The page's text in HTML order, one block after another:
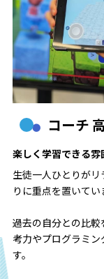
コーチ
楽しく学習できる雰
生徒一人ひとりが
りに重点を置いてい
過去の自分との比
考力やプログラミ
す。